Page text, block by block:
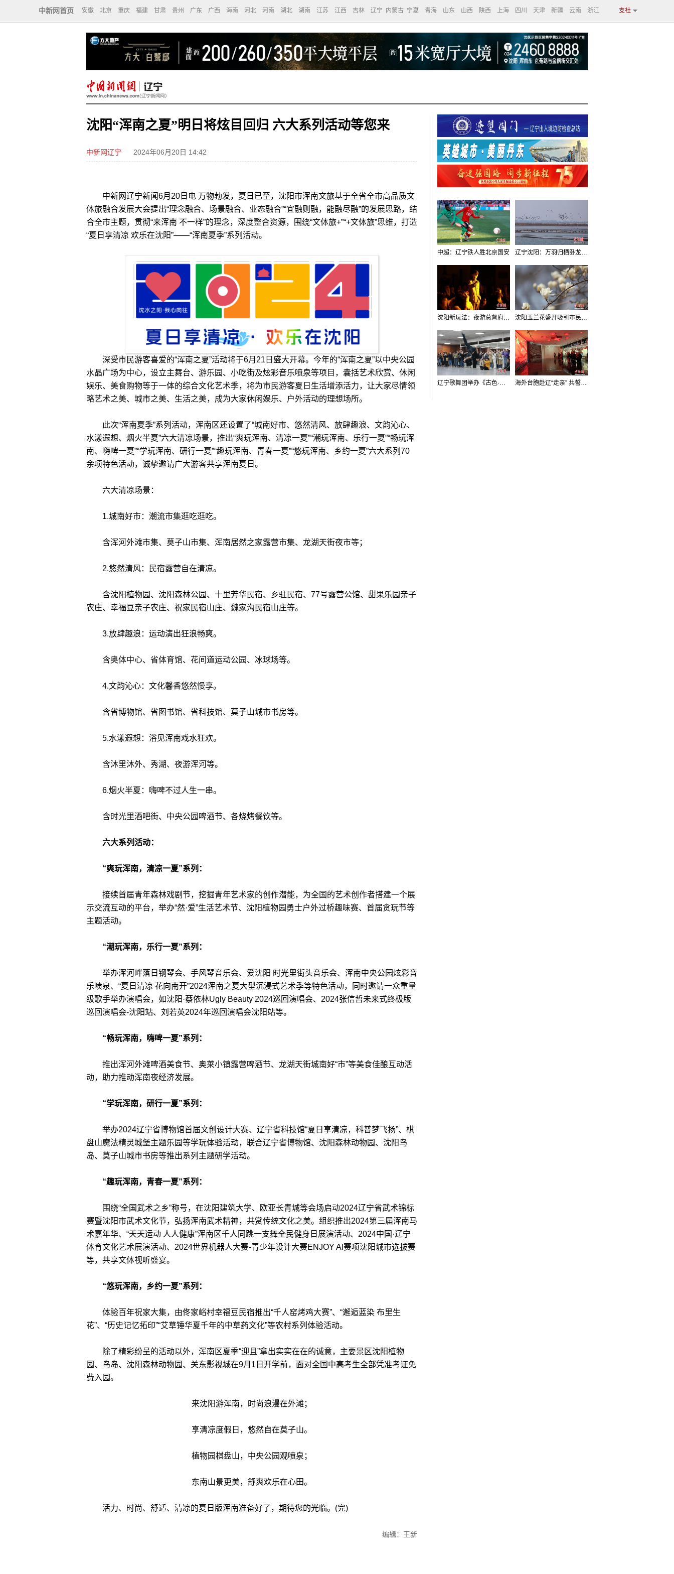
中新网首页 安徽 北京 重庆 福建 甘肃 贵州 广东 广西 海南 河北 河南 湖北 湖南 江苏 江西 吉林 辽宁 内蒙古 宁夏 青海 山东 山西 陕西 上海 四川 天津 新疆 云南 浙江 支社
沈阳“浑南之夏”明日将炫目回归 六大系列活动等您来
中新网辽宁 2024年06月20日 14:42
中新网辽宁新闻6月20日电 万物勃发，夏日已至，沈阳市浑南文旅基于全省全市高品质文
体旅融合发展大会提出“理念融合、场景融合、业态融合”“宜融则融，能融尽融”的发展思路，结
合全市主题，贯彻“来浑南 不一样”的理念，深度整合资源，围绕“文体旅+”“+文体旅”思维，打造
“夏日享清凉 欢乐在沈阳”——“浑南夏季”系列活动。
深受市民游客喜爱的“浑南之夏”活动将于6月21日盛大开幕。今年的“浑南之夏”以中央公园
水晶广场为中心，设立主舞台、游乐园、小吃街及炫彩音乐喷泉等项目，囊括艺术欣赏、休闲
娱乐、美食购物等于一体的综合文化艺术季，将为市民游客夏日生活增添活力，让大家尽情领
略艺术之美、城市之美、生活之美，成为大家休闲娱乐、户外活动的理想场所。
此次“浑南夏季”系列活动，浑南区还设置了“城南好市、悠然清风、放肆趣浪、文韵沁心、
水漾遐想、烟火半夏”六大清凉场景，推出“爽玩浑南、清凉一夏”“潮玩浑南、乐行一夏”“畅玩浑
南、嗨啤一夏”“学玩浑南、研行一夏”“趣玩浑南、青春一夏”“悠玩浑南、乡约一夏”六大系列70
余项特色活动，诚挚邀请广大游客共享浑南夏日。
六大清凉场景：
1.城南好市：潮流市集逛吃逛吃。
含浑河外滩市集、莫子山市集、浑南居然之家露营市集、龙湖天街夜市等；
2.悠然清风：民宿露营自在清凉。
含沈阳植物园、沈阳森林公园、十里芳华民宿、乡驻民宿、77号露营公馆、甜果乐园亲子
农庄、幸福豆亲子农庄、祝家民宿山庄、魏家沟民宿山庄等。
3.放肆趣浪：运动演出狂浪畅爽。
含奥体中心、省体育馆、花间道运动公园、冰球场等。
4.文韵沁心：文化馨香悠然慢享。
含省博物馆、省图书馆、省科技馆、莫子山城市书房等。
5.水漾遐想：浴见浑南戏水狂欢。
含沐里沐外、秀湖、夜游浑河等。
6.烟火半夏：嗨啤不过人生一串。
含时光里酒吧街、中央公园啤酒节、各烧烤餐饮等。
六大系列活动：
“爽玩浑南，清凉一夏”系列：
接续首届青年森林戏剧节，挖掘青年艺术家的创作潜能，为全国的艺术创作者搭建一个展
示交流互动的平台，举办“然·爱”生活艺术节、沈阳植物园勇士户外过桥趣味赛、首届贪玩节等
主题活动。
“潮玩浑南，乐行一夏”系列：
举办浑河畔落日钢琴会、手风琴音乐会、爱沈阳 时光里街头音乐会、浑南中央公园炫彩音
乐喷泉、“夏日清凉 花向南开”2024浑南之夏大型沉浸式艺术季等特色活动，同时邀请一众重量
级歌手举办演唱会，如沈阳·蔡依林Ugly Beauty 2024巡回演唱会、2024张信哲未来式终极版
巡回演唱会-沈阳站、刘若英2024年巡回演唱会沈阳站等。
“畅玩浑南，嗨啤一夏”系列：
推出浑河外滩啤酒美食节、奥莱小镇露营啤酒节、龙湖天街城南好“市”等美食佳酿互动活
动，助力推动浑南夜经济发展。
“学玩浑南，研行一夏”系列：
举办2024辽宁省博物馆首届文创设计大赛、辽宁省科技馆“夏日享清凉，科普梦飞扬”、棋
盘山魔法精灵城堡主题乐园等学玩体验活动，联合辽宁省博物馆、沈阳森林动物园、沈阳鸟
岛、莫子山城市书房等推出系列主题研学活动。
“趣玩浑南，青春一夏”系列：
围绕“全国武术之乡”称号，在沈阳建筑大学、欧亚长青城等会场启动2024辽宁省武术锦标
赛暨沈阳市武术文化节，弘扬浑南武术精神，共赏传统文化之美。组织推出2024第三届浑南马
术嘉年华、“天天运动 人人健康”浑南区千人同跳一支舞全民健身日展演活动、2024中国·辽宁
体育文化艺术展演活动、2024世界机器人大赛-青少年设计大赛ENJOY AI赛项沈阳城市选拔赛
等，共享文体视听盛宴。
“悠玩浑南，乡约一夏”系列：
体验百年祝家大集，由佟家峪村幸福豆民宿推出“千人窑烤鸡大赛”、“邂逅蓝染 布里生
花”、“历史记忆拓印”“艾草锤华夏千年的中草药文化”等农村系列体验活动。
除了精彩纷呈的活动以外，浑南区夏季“迎且”拿出实实在在的诚意，主要景区沈阳植物
园、鸟岛、沈阳森林动物园、关东影视城在9月1日开学前，面对全国中高考生全部凭准考证免
费入园。
来沈阳游浑南，时尚浪漫在外滩；
享清凉度假日，悠然自在莫子山。
植物园棋盘山，中央公园观喷泉；
东南山景更美，舒爽欢乐在心田。
活力、时尚、舒适、清凉的夏日版浑南准备好了，期待您的光临。(完)
编辑：王新
中超：辽宁铁人胜北京国安 辽宁沈阳：万羽归栖卧龙湖看群鸟齐飞
沈阳新玩法：夜游总督府，当一回“赴宴者” 沈阳玉兰花盛开吸引市民打卡
辽宁歌舞团举办《古色·国宝辽宁》排练开放日活动 海外台胞赴辽“走亲” 共誓“和平初心”